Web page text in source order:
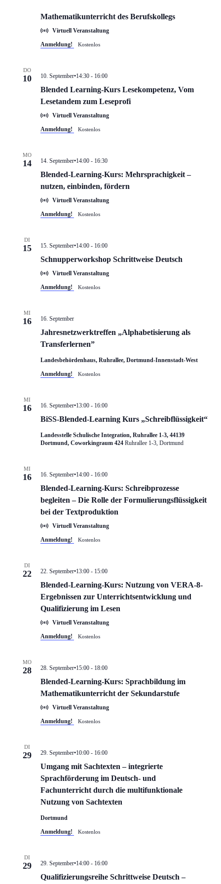
Mathematikunterricht des Berufskollegs
Virtuell Veranstaltung
Anmeldung!
Kostenlos
DO
10
Blended Learning-Kurs Lesekompetenz, Vom
Lesetandem zum Leseprofi
10. September•14:30- 16:00
Virtuell Veranstaltung
Anmeldung!
Kostenlos
MO
14
Blended-Learning-Kurs: Mehrsprachigkeit –
nutzen, einbinden, fördern
14. September•14:00- 16:30
Virtuell Veranstaltung
Anmeldung!
Kostenlos
DI
15
Schnupperworkshop Schrittweise Deutsch
15. September•14:00- 16:00
Virtuell Veranstaltung
Anmeldung!
Kostenlos
MI
16
Jahresnetzwerktreffen „Alphabetisierung als
Transferlernen”
16. September
Landesbehördenhaus, Ruhrallee, Dortmund-Innenstadt-West
Anmeldung!
Kostenlos
MI
16
BiSS-Blended-Learning Kurs „Schreibflüssigkeit“
16. September•13:00- 16:00
Landesstelle Schulische Integration, Ruhrallee 1-3, 44139
Dortmund, Coworkingraum 424 Ruhrallee 1-3, Dortmund
MI
16
Blended-Learning-Kurs: Schreibprozesse
begleiten – Die Rolle der Formulierungsflüssigkeit
bei der Textproduktion
16. September•14:00- 16:00
Virtuell Veranstaltung
Anmeldung!
Kostenlos
DI
22
Blended-Learning-Kurs: Nutzung von VERA-8-
Ergebnissen zur Unterrichtsentwicklung und
Qualifizierung im Lesen
22. September•13:00- 15:00
Virtuell Veranstaltung
Anmeldung!
Kostenlos
MO
28
Blended-Learning-Kurs: Sprachbildung im
Mathematikunterricht der Sekundarstufe
28. September•15:00- 18:00
Virtuell Veranstaltung
Anmeldung!
Kostenlos
DI
29
Umgang mit Sachtexten – integrierte
Sprachförderung im Deutsch- und
Fachunterricht durch die multifunktionale
Nutzung von Sachtexten
29. September•10:00- 16:00
Dortmund
Anmeldung!
Kostenlos
DI
29
Qualifizierungsreihe Schrittweise Deutsch –
29. September•14:00- 16:00